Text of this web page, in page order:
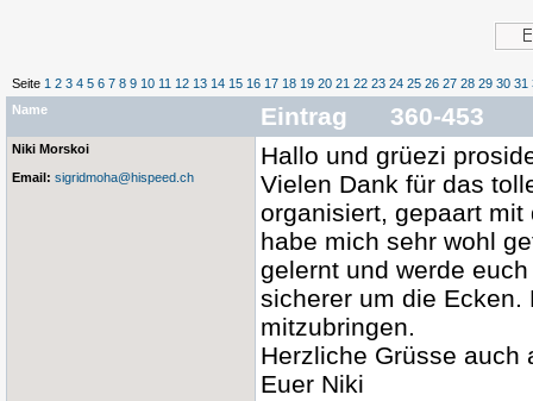
Seite 1 2 3 4 5 6 7 8 9 10 11 12 13 14 15 16 17 18 19 20 21 22 23 24 25 26 27 28 29 30 31
Name
Eintrag 360-453
Niki Morskoi
Email: sigridmoha@hispeed.ch
Hallo und grüezi
Vielen Dank für das
organisiert, gepaart
habe mich sehr wohl
gelernt und werde
sicherer um die
mitzubringen.
Herzliche Grüsse auch
Euer Niki